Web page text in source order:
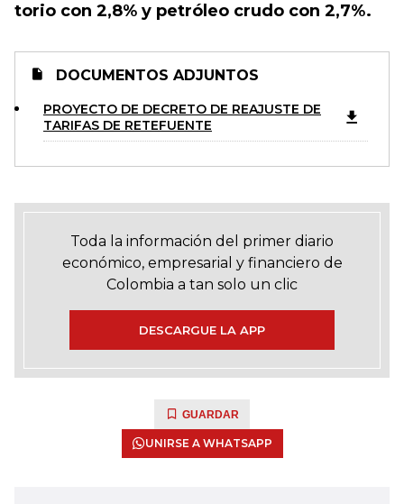
torio con 2,8% y petróleo crudo con 2,7%.
DOCUMENTOS ADJUNTOS
PROYECTO DE DECRETO DE REAJUSTE DE
TARIFAS DE RETEFUENTE
Toda la información del primer diario
económico, empresarial y financiero de
Colombia a tan solo un clic
DESCARGUE LA APP
GUARDAR
UNIRSE A WHATSAPP